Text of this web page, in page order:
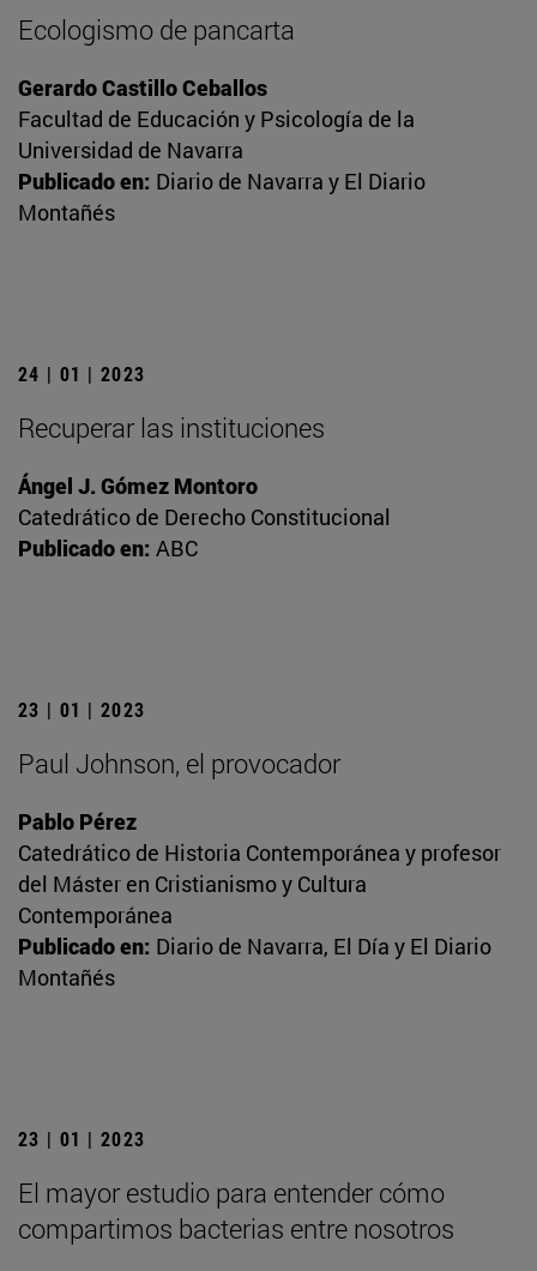
Ecologismo de pancarta
Gerardo Castillo Ceballos
Facultad de Educación y Psicología de la
Universidad de Navarra
Publicado en: Diario de Navarra y El Diario
Montañés
24 | 01 | 2023
Recuperar las instituciones
Ángel J. Gómez Montoro
Catedrático de Derecho Constitucional
Publicado en: ABC
23 | 01 | 2023
Paul Johnson, el provocador
Pablo Pérez
Catedrático de Historia Contemporánea y profesor
del Máster en Cristianismo y Cultura
Contemporánea
Publicado en: Diario de Navarra, El Día y El Diario
Montañés
23 | 01 | 2023
El mayor estudio para entender cómo
compartimos bacterias entre nosotros